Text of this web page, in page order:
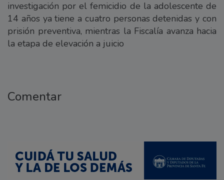
investigación por el femicidio de la adolescente de
14 años ya tiene a cuatro personas detenidas y con
prisión preventiva, mientras la Fiscalía avanza hacia
la etapa de elevación a juicio
Comentar